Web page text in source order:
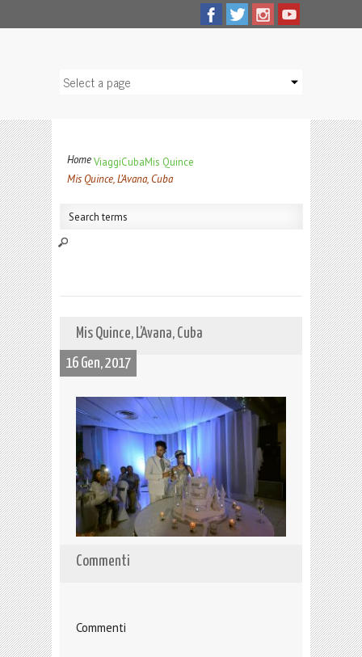
HomeViaggiCubaMis Quince
Mis Quince, L’Avana, Cuba
Mis Quince, L’Avana, Cuba
16 Gen, 2017
Commenti
Commenti